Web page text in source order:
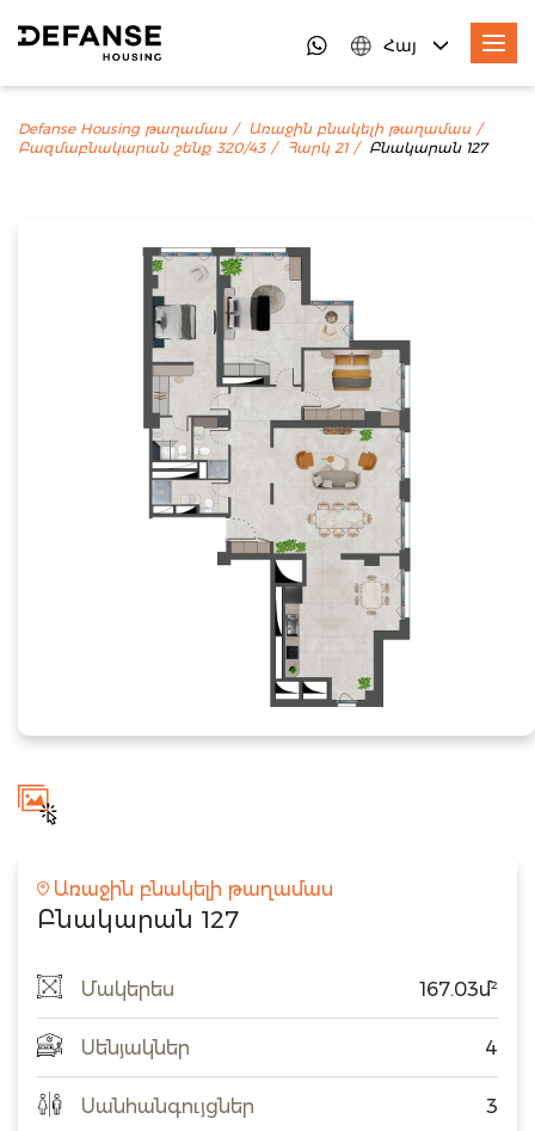
Հայ
Defanse Housing թաղամաս
Առաջին բնակելի թաղամաս
Բազմաբնակարան շենք 320/43
Հարկ 21 Բնակարան 127
Առաջին բնակելի թաղամաս
Բնակարան 127
Մակերես 167.03մ²
Սենյակներ 4
Սանհանգույցներ 3